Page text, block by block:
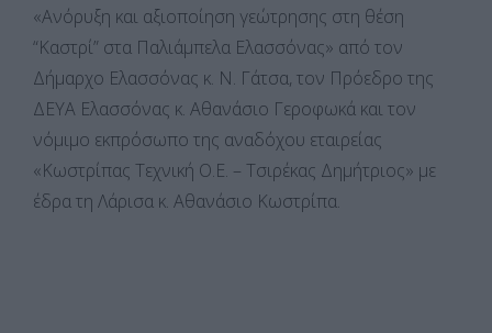
«Ανόρυξη και αξιοποίηση γεώτρησης στη θέση
“Καστρί” στα Παλιάμπελα Ελασσόνας» από τον
Δήμαρχο Ελασσόνας κ. Ν. Γάτσα, τον Πρόεδρο της
ΔΕΥΑ Ελασσόνας κ. Αθανάσιο Γεροφωκά και τον
νόμιμο εκπρόσωπο της αναδόχου εταιρείας
«Κωστρίπας Τεχνική Ο.Ε. – Τσιρέκας Δημήτριος» με
έδρα τη Λάρισα κ. Αθανάσιο Κωστρίπα.